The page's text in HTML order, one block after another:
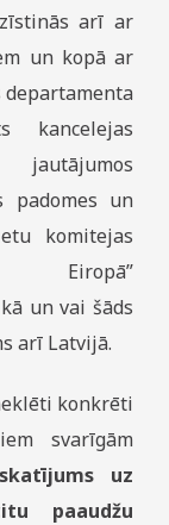
arī ar
un kopā ar
kancelejas
jautājumos
padomes un
komitejas
Eiropā”
un vai šāds
arī Latvijā.
konkrēti
svarīgām
uz
paaudžu